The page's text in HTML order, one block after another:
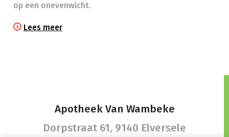
op een onevenwicht.
Lees meer
Apotheek Van Wambeke
Dorpstraat 61, 9140 Elversele